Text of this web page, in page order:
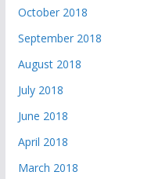
October 2018
September 2018
August 2018
July 2018
June 2018
April 2018
March 2018